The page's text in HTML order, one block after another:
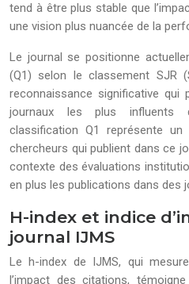
tend à être plus stable que
une vision plus nuancée de la
Le journal se positionne
(Q1) selon le classement SJR
reconnaissance significative qui
journaux les plus influents
classification Q1 représente
chercheurs qui publient dans ce
contexte des évaluations
en plus les publications dans des
H-index et indice
journal IJMS
Le h-index de IJMS, qui
l’impact des citations,